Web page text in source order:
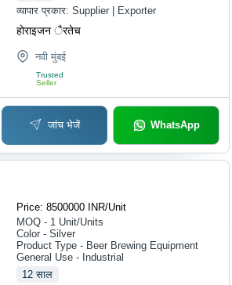
व्यापार प्रकार:Supplier | Exporter
होराइजन ैरतेच
नवी मुंबई
Trusted
Seller
जांच भेजें WhatsApp
Price: 8500000 INR/Unit
MOQ - 1 Unit/Units
Color - Silver
Product Type - Beer Brewing Equipment
General Use - Industrial
12 साल